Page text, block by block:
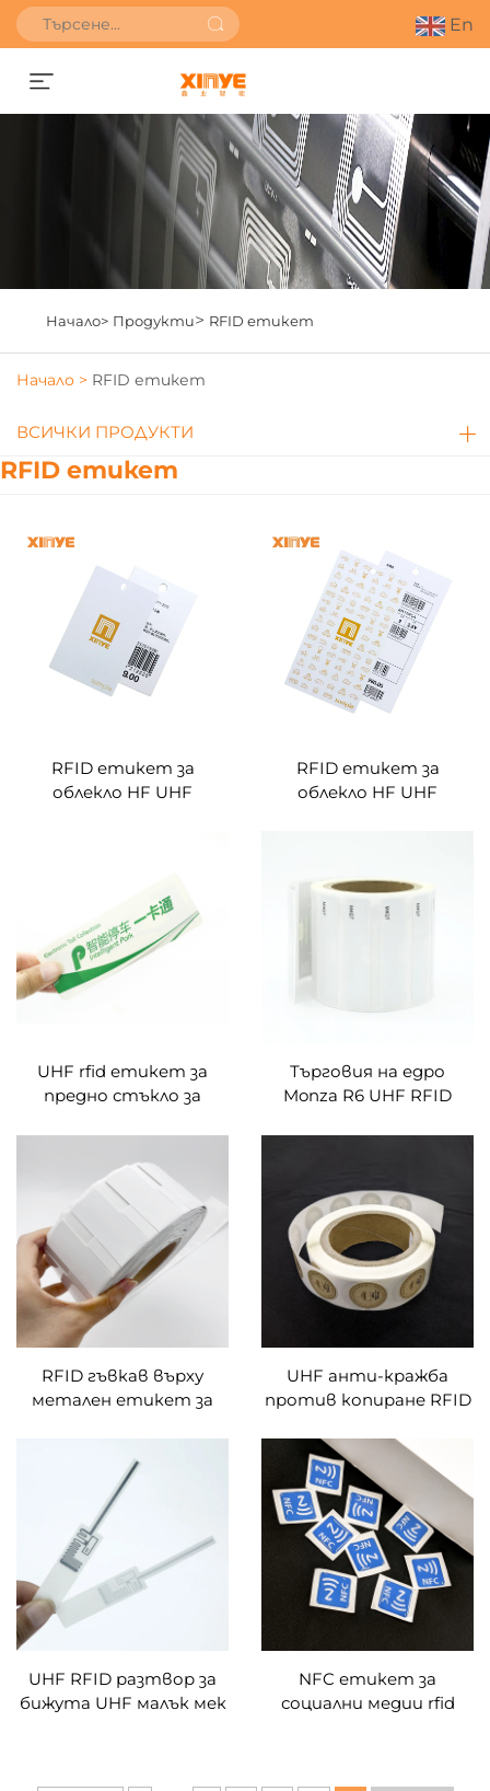
En
Получете оферта
Начало> Продукти> RFID етикет
Начало > RFID етикет
ВСИЧКИ ПРОДУКТИ
RFID етикет
RFID етикет за
облекло HF UHF
RFID етикет за
облекло HF UHF
управление на облекло
UHF rfid етикет за
предно стъкло за
Търговия на едро
Monza R6 UHF RFID
стикер за управление
на дребно
RFID гъвкав върху
метален етикет за
етикети етикети за
контейнери предмети
метални повърхности
UHF анти-кражба
против копиране RFID
фалшиви стикери
етикети
UHF RFID разтвор за
бижута UHF малък мек
NFC етикет за
социални медии rfid